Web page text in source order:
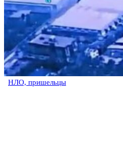
НЛО, пришельцы